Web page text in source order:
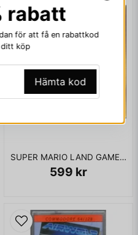
SUPER MARIO LAND GAMEBOY SCN
599 kr
fråga
rabatt
för att få en rabattkod
ditt köp
Hämta kod